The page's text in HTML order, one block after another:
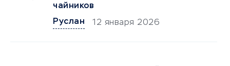
чайников
Руслан
12 января 2026